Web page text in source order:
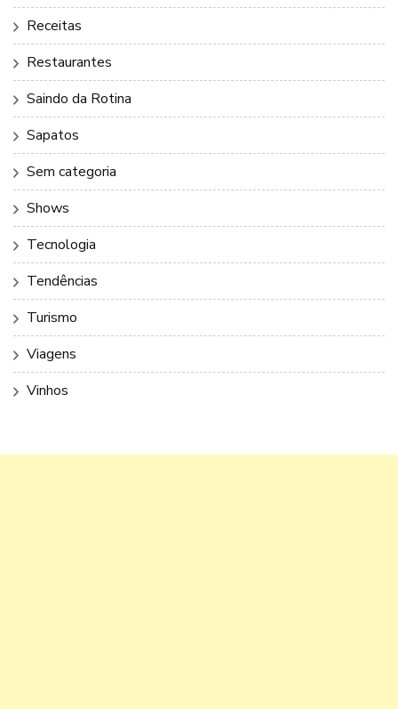
Receitas
Restaurantes
Saindo da Rotina
Sapatos
Sem categoria
Shows
Tecnologia
Tendências
Turismo
Viagens
Vinhos